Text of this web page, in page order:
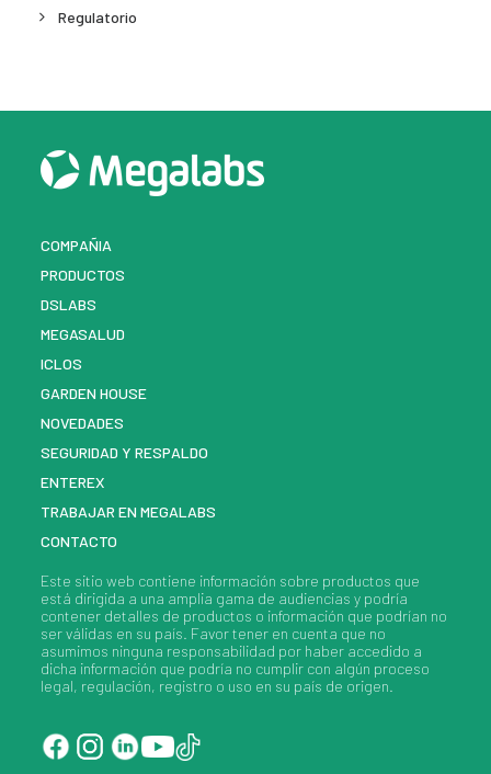
Regulatorio
COMPAÑIA
PRODUCTOS
DSLABS
MEGASALUD
ICLOS
GARDEN HOUSE
NOVEDADES
SEGURIDAD Y RESPALDO
ENTEREX
TRABAJAR EN MEGALABS
CONTACTO
Este sitio web contiene información sobre productos que
está dirigida a una amplia gama de audiencias y podría
contener detalles de productos o información que podrían no
ser válidas en su país. Favor tener en cuenta que no
asumimos ninguna responsabilidad por haber accedido a
dicha información que podría no cumplir con algún proceso
legal, regulación, registro o uso en su país de origen.